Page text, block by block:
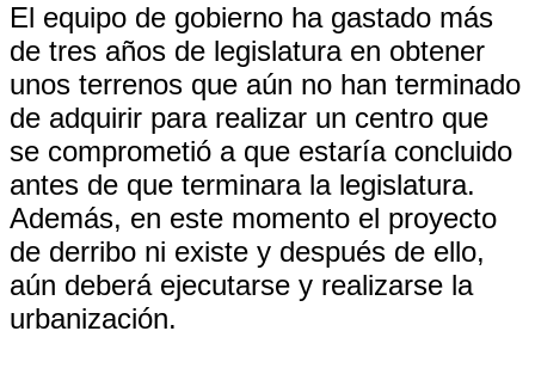
El equipo de gobierno ha gastado más
de tres años de legislatura en obtener
unos terrenos que aún no han terminado
de adquirir para realizar un centro que
se comprometió a que estaría concluido
antes de que terminara la legislatura.
Además, en este momento el proyecto
de derribo ni existe y después de ello,
aún deberá ejecutarse y realizarse la
urbanización.